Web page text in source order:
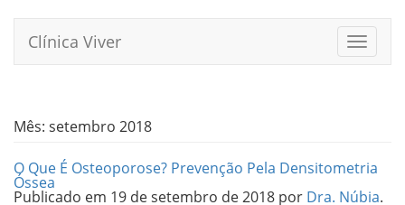
Pular
para
o
conteúdo
Clínica Viver
Mês: setembro 2018
O Que É Osteoporose? Prevenção Pela Densitometria
Óssea
Publicado em 19 de setembro de 2018 por Dra. Núbia.